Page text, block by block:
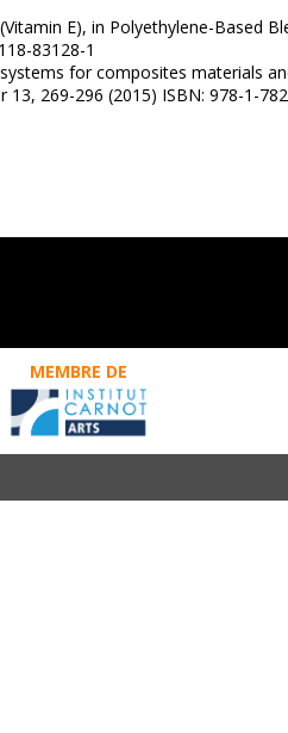
E), in Polyethylene-Based
83128-1
systems for composites materials
269-296 (2015) ISBN: 978-1-
MEMBRE DE